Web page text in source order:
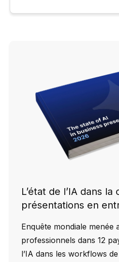
L’état de l’IA dans
présentations en
Enquête mondiale menée
professionnels dans 12
l’IA dans les workflows